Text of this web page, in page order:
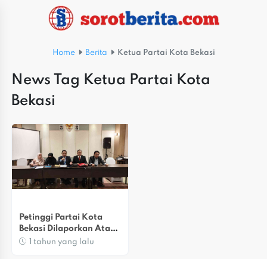
Home Berita Ketua Partai Kota Bekasi
News Tag Ketua Partai Kota
Bekasi
Petinggi Partai Kota
Bekasi Dilaporkan Atas
Dugaan Pelecehan
1 tahun yang lalu